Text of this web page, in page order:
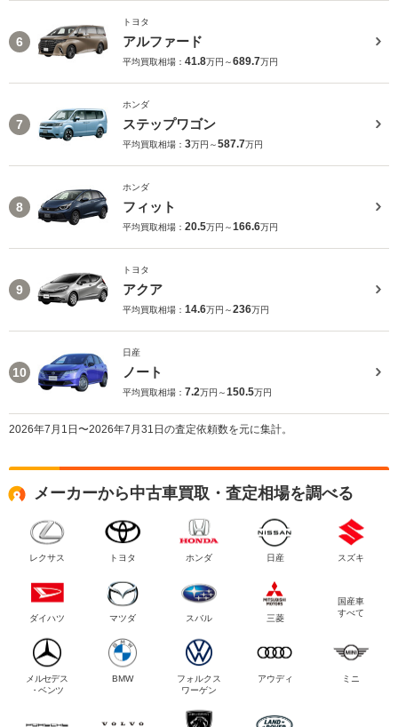
6
トヨタ
アルファード
平均買取相場： 41.8万円～689.7万円
7
ホンダ
ステップワゴン
平均買取相場： 3万円～587.7万円
8
ホンダ
フィット
平均買取相場： 20.5万円～166.6万円
9
トヨタ
アクア
平均買取相場： 14.6万円～236万円
10
日産
ノート
平均買取相場： 7.2万円～150.5万円
2026年7月1日〜2026年7月31日の査定依頼数を元に集計。
メーカーから中古車買取・査定相場を調べる
レクサス トヨタ ホンダ 日産 スズキ
ダイハツ マツダ スバル 三菱
国産車
すべて
メルセデス
・ベンツ
BMW
フォルクス
ワーゲン
アウディ ミニ